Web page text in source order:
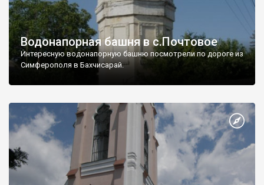
Водонапорная башня в с.Почтовое
Интересную водонапорную башню посмотрели по дороге из
Симферополя в Бахчисарай.